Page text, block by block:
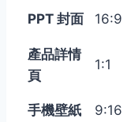
PPT 封面 16:9
產品詳情
頁
1:1
手機壁紙 9:16